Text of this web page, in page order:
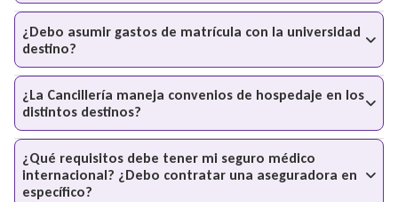
¿Debo asumir gastos de matrícula con la universidad
destino?
¿La Cancillería maneja convenios de hospedaje en los
distintos destinos?
¿Qué requisitos debe tener mi seguro médico
internacional? ¿Debo contratar una aseguradora en
específico?